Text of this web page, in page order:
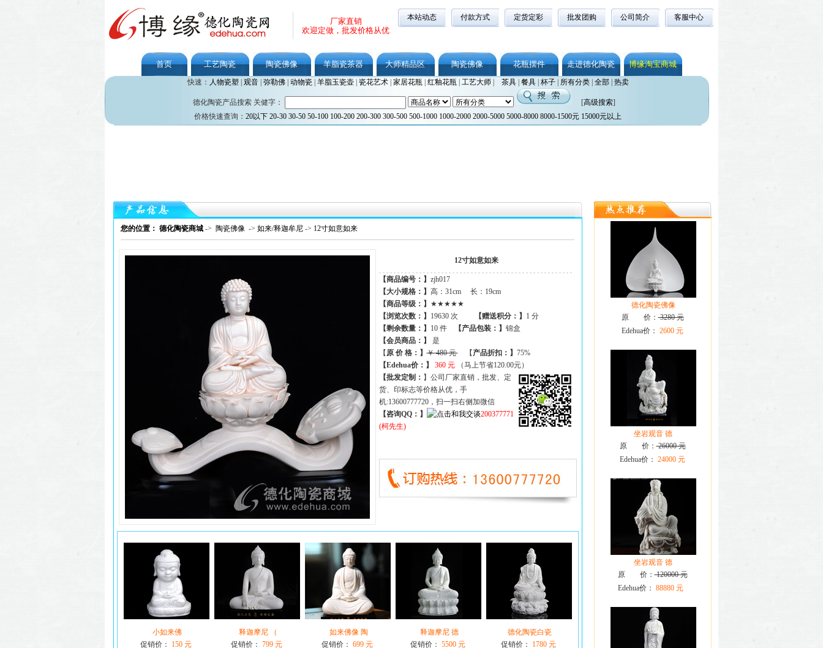
厂家直销
欢迎定做，批发价格从优
本站动态 付款方式 定货定彩 批发团购 公司简介 客服中心
首页 工艺陶瓷 陶瓷佛像 羊脂瓷茶器 大师精品区 陶瓷佛像 花瓶摆件 走进德化陶瓷 博缘淘宝商城
快速： 人物瓷塑 观音| 弥勒佛| 动物瓷| 羊脂玉瓷壶| 瓷花艺术| 家居花瓶| 红釉花瓶| 工艺大师| 茶具| 餐具| 杯子| 所有分类| 全部| 热卖
德化陶瓷产品搜索 关健字： [高级搜索]
价格快速查询： 20以下 20-30 30-50 50-100 100-200 200-300 300-500 500-1000 1000-2000 2000-5000 5000-8000 8000-1500元 15000元以上
您的位置： 德化陶瓷商城 -> 陶瓷佛像 -> 如来/释迦牟尼 -> 12寸如意如来
12寸如意如来
【商品编号：】 zjh017
【大小规格：】 高：31cm 长：19cm
【商品等级：】
★★★★★
【浏览次数：】 19630 次 【赠送积分：】
1 分
【剩余数量：】 10 件【产品包装：】 锦盒
【会员商品： 】
是
【 原 价 格： 】￥ 480 元【 产品折扣： 】 75%
【Edehua价：】
360 元
（马上节省120.00元）
【批发定制： 】公司厂家直销，批发、定
货、印标志等价格从优，手
机:13600777720，扫一扫右侧加微信
【咨询QQ：】
200377771
(柯先生)
小如来佛
促销价：
150 元
释迦摩尼 （
促销价： 799 元
如来佛像 陶
促销价： 699 元
释迦摩尼 德
促销价： 5500 元
德化陶瓷白瓷
促销价：
1780 元
德化陶瓷佛像
原 价：3280 元
Edehua价： 2600 元
坐岩观音 德
原 价：26000 元
Edehua价： 24000 元
坐岩观音 德
原 价：120000 元
Edehua价： 88880 元